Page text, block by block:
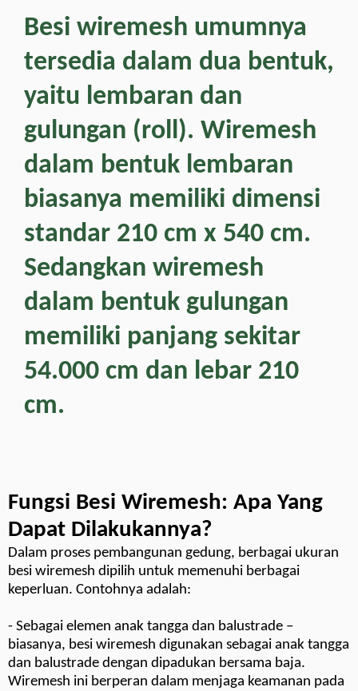
Besi wiremesh umumnya
tersedia dalam dua bentuk,
yaitu lembaran dan
gulungan (roll). Wiremesh
dalam bentuk lembaran
biasanya memiliki dimensi
standar 210 cm x 540 cm.
Sedangkan wiremesh
dalam bentuk gulungan
memiliki panjang sekitar
54.000 cm dan lebar 210
cm.
Fungsi Besi Wiremesh: Apa Yang
Dapat Dilakukannya?
Dalam proses pembangunan gedung, berbagai ukuran
besi wiremesh dipilih untuk memenuhi berbagai
keperluan. Contohnya adalah:
- Sebagai elemen anak tangga dan balustrade –
biasanya, besi wiremesh digunakan sebagai anak tangga
dan balustrade dengan dipadukan bersama baja.
Wiremesh ini berperan dalam menjaga keamanan pada